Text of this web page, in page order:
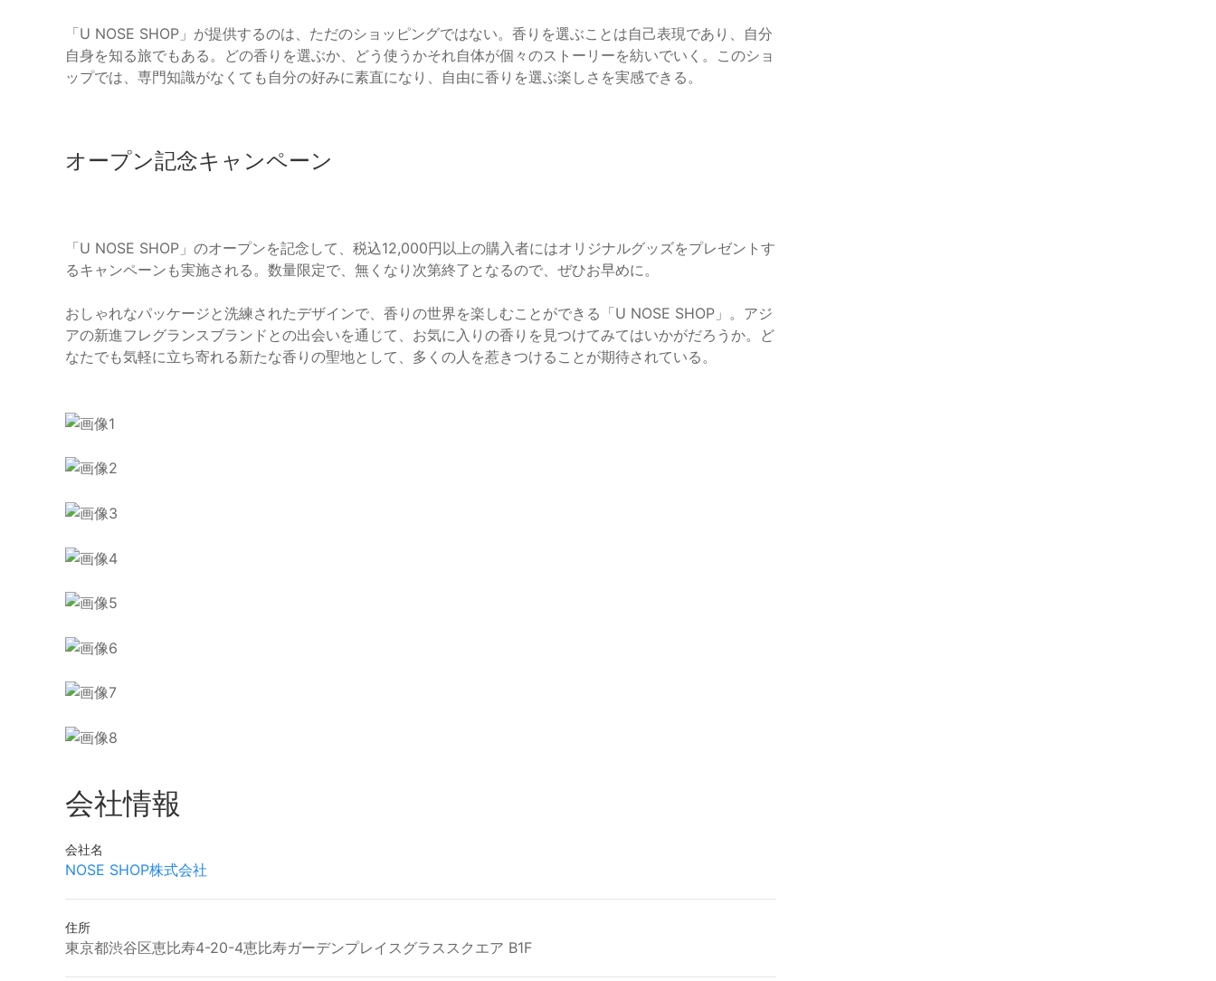
「U NOSE SHOP」が提供するのは、ただのショッピングではない。香りを選ぶことは自己表現であり、自分
自身を知る旅でもある。どの香りを選ぶか、どう使うかそれ自体が個々のストーリーを紡いでいく。このショ
ップでは、専門知識がなくても自分の好みに素直になり、自由に香りを選ぶ楽しさを実感できる。
オープン記念キャンペーン
「U NOSE SHOP」のオープンを記念して、税込12,000円以上の購入者にはオリジナルグッズをプレゼントす
るキャンペーンも実施される。数量限定で、無くなり次第終了となるので、ぜひお早めに。
おしゃれなパッケージと洗練されたデザインで、香りの世界を楽しむことができる「U NOSE SHOP」。アジ
アの新進フレグランスブランドとの出会いを通じて、お気に入りの香りを見つけてみてはいかがだろうか。ど
なたでも気軽に立ち寄れる新たな香りの聖地として、多くの人を惹きつけることが期待されている。
会社情報
会社名
NOSE SHOP株式会社
住所
東京都渋谷区恵比寿4-20-4恵比寿ガーデンプレイスグラススクエア B1F